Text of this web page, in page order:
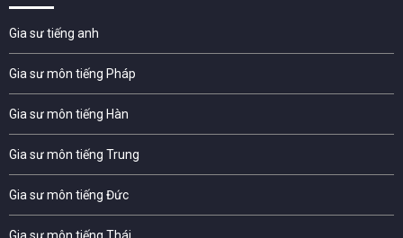
Gia sư tiếng anh
Gia sư môn tiếng Pháp
Gia sư môn tiếng Hàn
Gia sư môn tiếng Trung
Gia sư môn tiếng Đức
Gia sư môn tiếng Thái